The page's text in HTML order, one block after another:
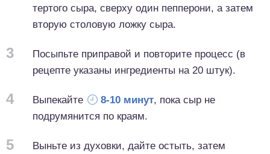
тертого сыра, сверху один пепперони, а затем
вторую столовую ложку сыра.
3
Посыпьте приправой и повторите процесс (в
рецепте указаны ингредиенты на 20 штук).
4 Выпекайте 8-10 минут, пока сыр не
подрумянится по краям.
5
Выньте из духовки, дайте остыть, затем